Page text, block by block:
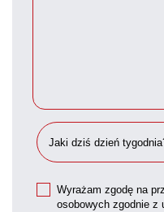
Wyrażam zgodę na
osobowych zgodnie z